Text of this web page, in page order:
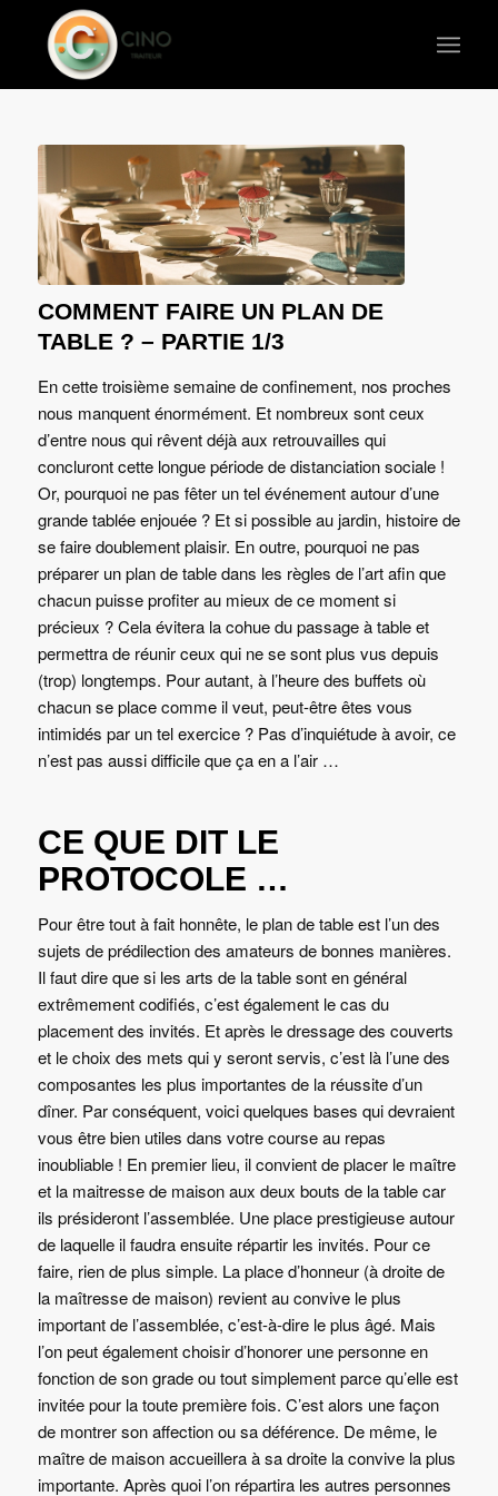
COMMENT FAIRE UN PLAN DE
TABLE ? – PARTIE 1/3
En cette troisième semaine de confinement, nos proches
nous manquent énormément. Et nombreux sont ceux
d’entre nous qui rêvent déjà aux retrouvailles qui
concluront cette longue période de distanciation sociale !
Or, pourquoi ne pas fêter un tel événement autour d’une
grande tablée enjouée ? Et si possible au jardin, histoire de
se faire doublement plaisir. En outre, pourquoi ne pas
préparer un plan de table dans les règles de l’art afin que
chacun puisse profiter au mieux de ce moment si
précieux ? Cela évitera la cohue du passage à table et
permettra de réunir ceux qui ne se sont plus vus depuis
(trop) longtemps. Pour autant, à l’heure des buffets où
chacun se place comme il veut, peut-être êtes vous
intimidés par un tel exercice ? Pas d’inquiétude à avoir, ce
n’est pas aussi difficile que ça en a l’air …
CE QUE DIT LE
PROTOCOLE …
Pour être tout à fait honnête, le plan de table est l’un des
sujets de prédilection des amateurs de bonnes manières.
Il faut dire que si les arts de la table sont en général
extrêmement codifiés, c’est également le cas du
placement des invités. Et après le dressage des couverts
et le choix des mets qui y seront servis, c’est là l’une des
composantes les plus importantes de la réussite d’un
dîner. Par conséquent, voici quelques bases qui devraient
vous être bien utiles dans votre course au repas
inoubliable ! En premier lieu, il convient de placer le maître
et la maitresse de maison aux deux bouts de la table car
ils présideront l’assemblée. Une place prestigieuse autour
de laquelle il faudra ensuite répartir les invités. Pour ce
faire, rien de plus simple. La place d’honneur (à droite de
la maîtresse de maison) revient au convive le plus
important de l’assemblée, c’est-à-dire le plus âgé. Mais
l’on peut également choisir d’honorer une personne en
fonction de son grade ou tout simplement parce qu’elle est
invitée pour la toute première fois. C’est alors une façon
de montrer son affection ou sa déférence. De même, le
maître de maison accueillera à sa droite la convive la plus
importante. Après quoi l’on répartira les autres personnes